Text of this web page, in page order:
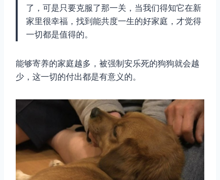
了，可是只要克服了那一关，当我们得知它在新
家里很幸福，找到能共度一生的好家庭，才觉得
一切都是值得的。
能够寄养的家庭越多，被强制安乐死的狗狗就会越
少，这一切的付出都是有意义的。